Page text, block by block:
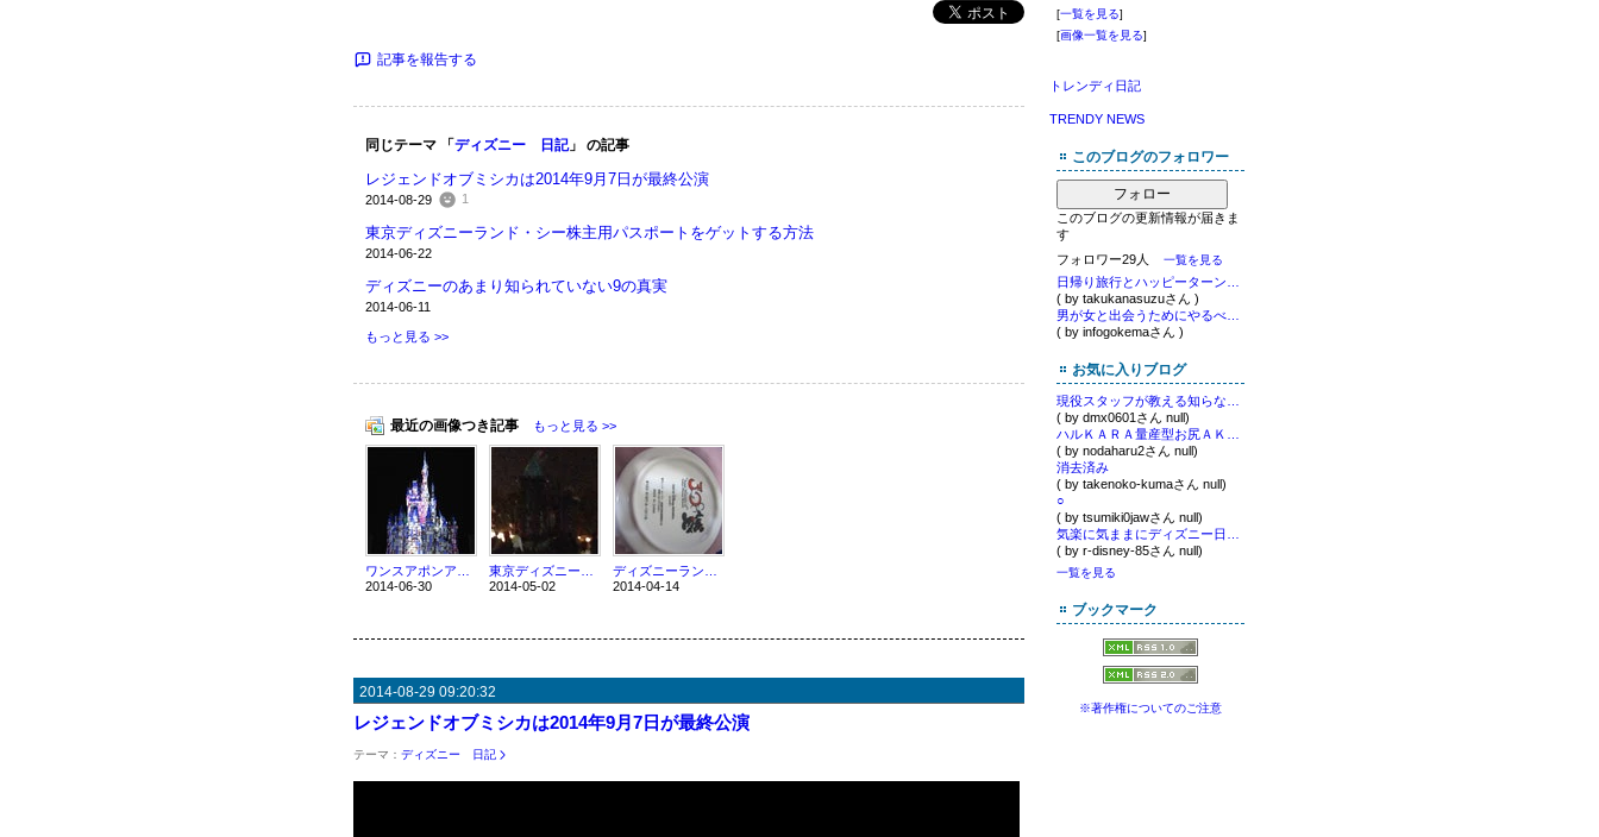
[一覧を見る]
[画像一覧を見る]
トレンディ日記
TRENDY NEWS
このブログのフォロワー
フォロー
このブログの更新情報が届きま
す
フォロワー29人
一覧を見る
( by takukanasuzuさん )
( by infogokemaさん )
お気に入りブログ
( by dmx0601さん null)
( by nodaharu2さん null)
消去済み
( by takenoko-kumaさん null)
○
( by tsumiki0jawさん null)
( by r-disney-85さん null)
一覧を見る
ブックマーク
※著作権についてのご注意
ポスト
記事を報告する
同じテーマ 「 ディズニー 日記」 の記事
レジェンドオブミシカは2014年9月7日が最終公演
2014-08-29 1
東京ディズニーランド・シー株主用パスポートをゲットする方法
2014-06-22
ディズニーのあまり知られていない9の真実
2014-06-11
もっと見る >>
最近の画像つき記事 もっと見る >>
2014-06-30
2014-05-02
2014-04-14
2014-08-29 09:20:32
レジェンドオブミシカは2014年9月7日が最終公演
テーマ： ディズニー 日記